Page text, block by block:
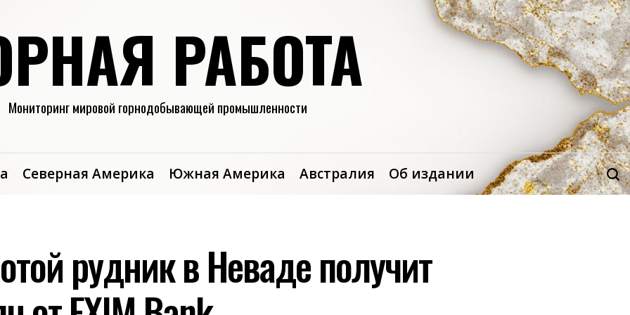
РАБОТА
Мониторинг мировой горнодобывающей промышленности
Северная Америка Южная Америка Австралия Об издании
рудник в Неваде получит